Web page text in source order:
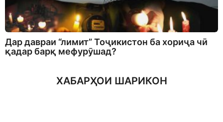
Дар давраи “лимит” Тоҷикистон ба хориҷа чӣ
қадар барқ мефурӯшад?
ХАБАРҲОИ ШАРИКОН